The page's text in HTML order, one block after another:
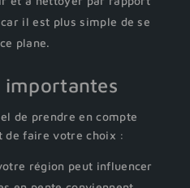
il est plus simple de se
plane.
importantes
de prendre en compte
de faire votre choix :
région peut influencer